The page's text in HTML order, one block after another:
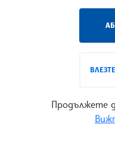
Продължете